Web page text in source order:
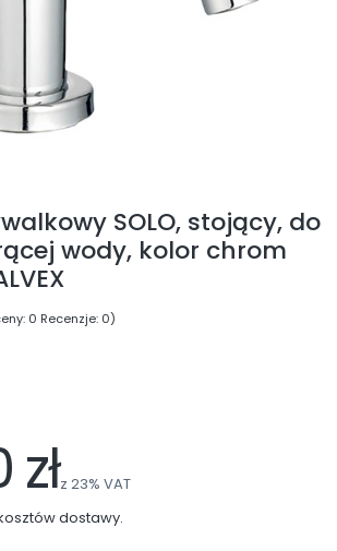
SOLO, stojący, do
wody, kolor chrom
0 Recenzje: 0)
z 23% VAT
dostawy.